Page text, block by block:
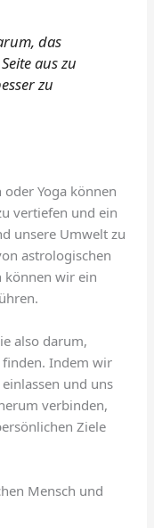
das
aus zu
zu
Yoga können
vertiefen und ein
unsere Umwelt zu
astrologischen
können wir ein
also darum,
finden. Indem wir
und uns
verbinden,
Ziele
Mensch und